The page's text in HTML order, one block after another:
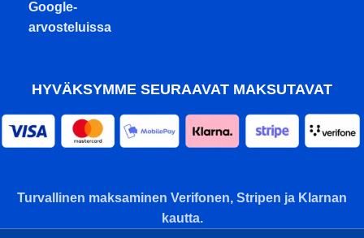
Google-
arvosteluissa
HYVÄKSYMME SEURAAVAT MAKSUTAVAT
Turvallinen maksaminen Verifonen, Stripen ja Klarnan
kautta.